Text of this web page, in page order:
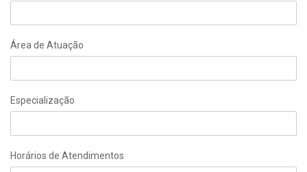
Área de Atuação
Especialização
Horários de Atendimentos